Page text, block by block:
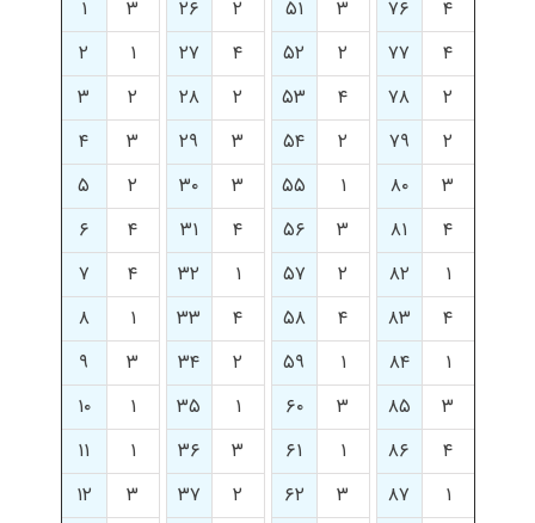
۴
۷۶ ۳ ۵۱ ۲ ۲۶ ۳
۱
۴
۷۷ ۲ ۵۲ ۴ ۲۷ ۱
۲
۲
۷۸ ۴ ۵۳ ۲ ۲۸ ۲
۳
۲
۷۹ ۲ ۵۴ ۳ ۲۹ ۳
۴
۳
۸۰ ۱ ۵۵ ۳ ۳۰ ۲
۵
۴
۸۱ ۳ ۵۶ ۴ ۳۱ ۴
۶
۱
۸۲ ۲ ۵۷ ۱ ۳۲ ۴
۷
۴
۸۳ ۴ ۵۸ ۴ ۳۳ ۱
۸
۱
۸۴ ۱ ۵۹ ۲ ۳۴ ۳
۹
۳
۸۵ ۳ ۶۰ ۱ ۳۵ ۱
۱۰
۴
۸۶ ۱ ۶۱ ۳ ۳۶ ۱
۱۱
۱
۸۷ ۳ ۶۲ ۲ ۳۷ ۳
۱۲